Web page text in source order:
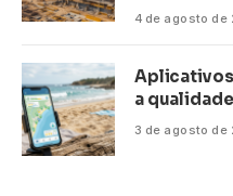
4 de agosto de
Aplicativos
a
3 de agosto de